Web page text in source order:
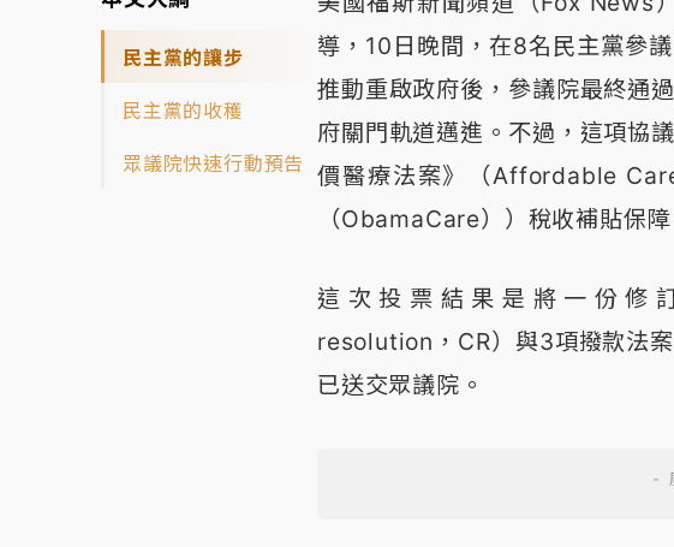
民主黨的讓步
民主黨的收穫
眾議院快速行動預告
導，10日晚間，在8名民主黨參
推動重啟政府後，參議院最終通
府關門軌道邁進。不過，這項協
價醫療法案》（Affordable
（ObamaCare））稅收補貼保障
這次投票結果是將一份修
resolution，CR）與3項撥款法
已送交眾議院。